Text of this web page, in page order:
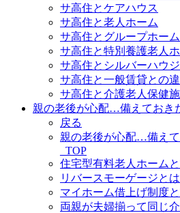
サ高住とケアハウス
サ高住と老人ホーム
サ高住とグループホーム
サ高住と特別養護老人
サ高住とシルバーハウ
サ高住と一般賃貸との
サ高住と介護老人保健施
親の老後が心配…備えておき
戻る
親の老後が心配…備え
_TOP
住宅型有料老人ホームと
リバースモーゲージとは
マイホーム借上げ制度と
両親が夫婦揃って同じ